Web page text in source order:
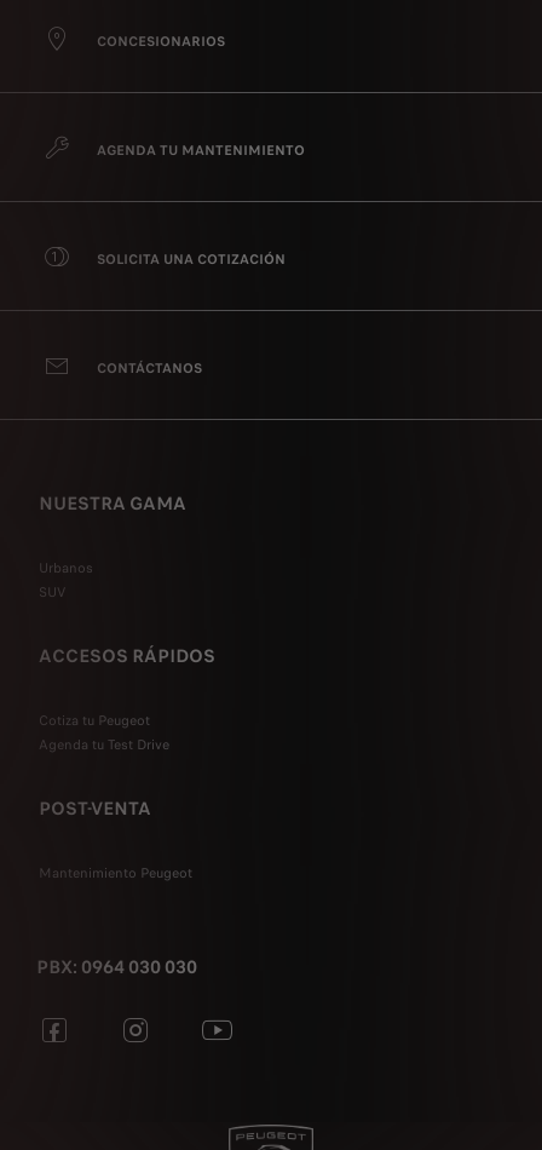
CONCESIONARIOS
AGENDA TU MANTENIMIENTO
SOLICITA UNA COTIZACIÓN
CONTÁCTANOS
NUESTRA GAMA
Urbanos
SUV
ACCESOS RÁPIDOS
Cotiza tu Peugeot
Agenda tu Test Drive
POST-VENTA
Mantenimiento Peugeot
PBX: 0964 030 030